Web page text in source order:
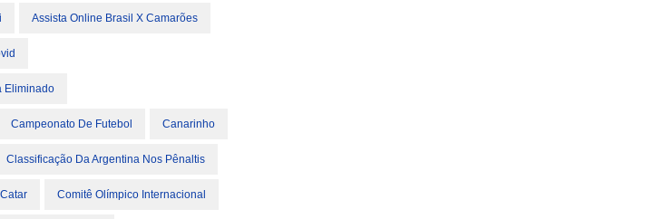
Assista Online Brasil X Camarões
Eliminado
Campeonato De Futebol Canarinho
Classificação Da Argentina Nos Pênaltis
Comitê Olímpico Internacional